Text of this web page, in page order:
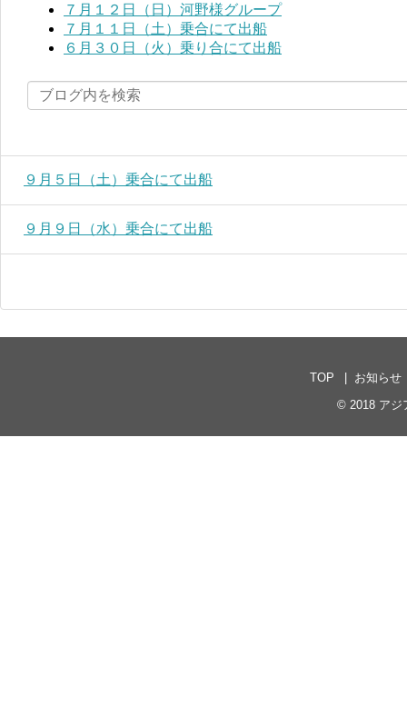
７月１２日（日）河野様グループ
７月１１日（土）乗合にて出船
６月３０日（火）乗り合にて出船
９月５日（土）乗合にて出船
９月９日（水）乗合にて出船
TOP
お知らせ
© 2018 アジ